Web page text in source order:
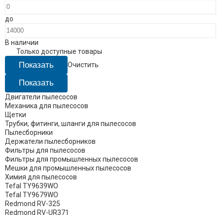
до
В наличии
Только доступные товары
Очистить
Двигатели пылесосов
Механика для пылесосов
Щетки
Трубки, фитинги, шланги для пылесосов
Пылесборники
Держатели пылесборников
Фильтры для пылесосов
Фильтры для промышленных пылесосов
Мешки для промышленных пылесосов
Химия для пылесосов
Tefal TY9639WO
Tefal TY9679WO
Redmond RV-325
Redmond RV-UR371